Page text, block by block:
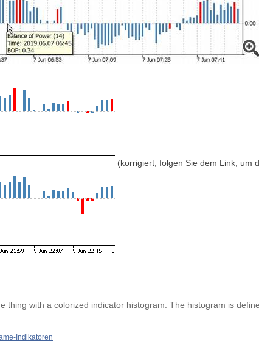
(korrigiert, folgen Sie dem Link, um
thing with a colorized indicator histogram. The histogram is
Indikatoren